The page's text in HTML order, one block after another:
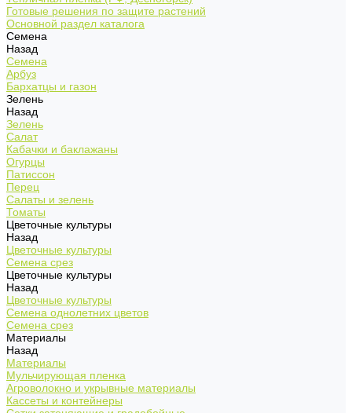
Готовые решения по защите растений
Основной раздел каталога
Семена
Назад
Семена
Арбуз
Бархатцы и газон
Зелень
Назад
Зелень
Салат
Кабачки и баклажаны
Огурцы
Патиссон
Перец
Салаты и зелень
Томаты
Цветочные культуры
Назад
Цветочные культуры
Семена срез
Цветочные культуры
Назад
Цветочные культуры
Семена однолетних цветов
Семена срез
Материалы
Назад
Материалы
Мульчирующая пленка
Агроволокно и укрывные материалы
Кассеты и контейнеры